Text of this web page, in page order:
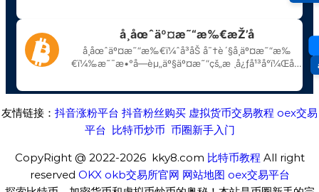
友情链接： 抖音涨粉平台 抖音粉丝购买 虚拟货币交易教程 oex交易
平台 比特币炒币 币圈新手入门
CopyRight @ 2022-2026 kky8.com 比特币教程 All right
reserved OKX okb交易所官网 网站地图 oex交易平台